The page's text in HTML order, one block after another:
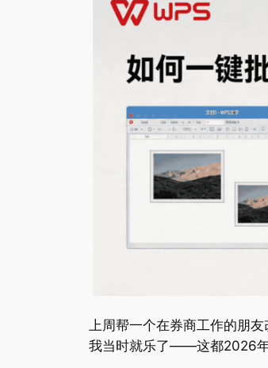
上周帮一个在券商工作的朋
我当时就乐了——这都2026年